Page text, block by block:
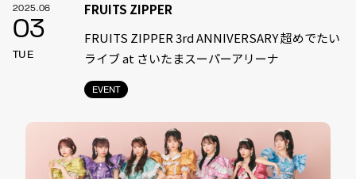
2025.06
03
TUE
EVENT
FRUITS ZIPPER
FRUITS ZIPPER 3rd ANNIVERSARY 超めでたい
ライブ at さいたまスーパーアリーナ